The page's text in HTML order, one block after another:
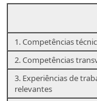
1. Competências
2. Competências
3. Experiências de
relevantes